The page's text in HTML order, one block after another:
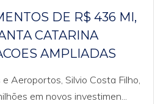
DE R$ 436 MI,
CATARINA
AMPLIADAS
Aeroportos, Silvio Costa Filho,
em novos investimen...